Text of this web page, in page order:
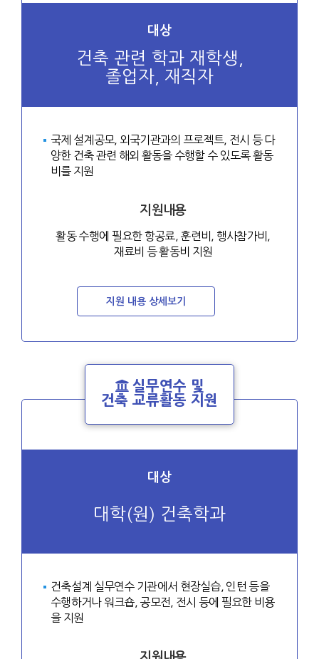
대상
건축 관련 학과 재학생,
졸업자, 재직자
국제 설계공모, 외국기관과의 프로젝트, 전시 등 다
양한 건축 관련 해외 활동을 수행할 수 있도록 활동
비를 지원
지원내용
활동 수행에 필요한 항공료, 훈련비, 행사참가비,
재료비 등 활동비 지원
지원 내용 상세보기
실무연수 및
건축 교류활동 지원
대상
대학(원) 건축학과
건축설계 실무연수 기관에서 현장실습, 인턴 등을
수행하거나 워크숍, 공모전, 전시 등에 필요한 비용
을 지원